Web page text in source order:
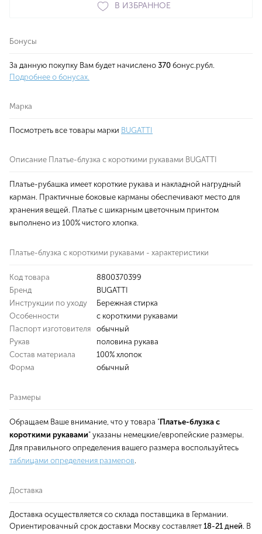
В ИЗБРАННОЕ
Бонусы
За данную покупку Вам будет начислено 370 бонус.рубл.
Подробнее о бонусах.
Марка
Посмотреть все товары марки BUGATTI
Описание Платье-блузка с короткими рукавами BUGATTI
Платье-рубашка имеет короткие рукава и накладной нагрудный
карман. Практичные боковые карманы обеспечивают место для
хранения вещей. Платье с шикарным цветочным принтом
выполнено из 100% чистого хлопка.
Платье-блузка с короткими рукавами - характеристики
Код товара
8800370399
Бренд
BUGATTI
Инструкции по уходу
Бережная стирка
Особенности
с короткими рукавами
Паспорт изготовителя
обычный
Рукав
половина рукава
Состав материала
100% хлопок
Форма
обычный
Размеры
Обращаем Ваше внимание, что у товара "Платье-блузка с
короткими рукавами" указаны немецкие/европейские размеры.
Для правильного определения вашего размера воспользуйтесь
таблицами определения размеров.
Доставка
Доставка осуществляется со склада поставщика в Германии.
Ориентировачный срок доставки Москву составляет 18-21 дней. В